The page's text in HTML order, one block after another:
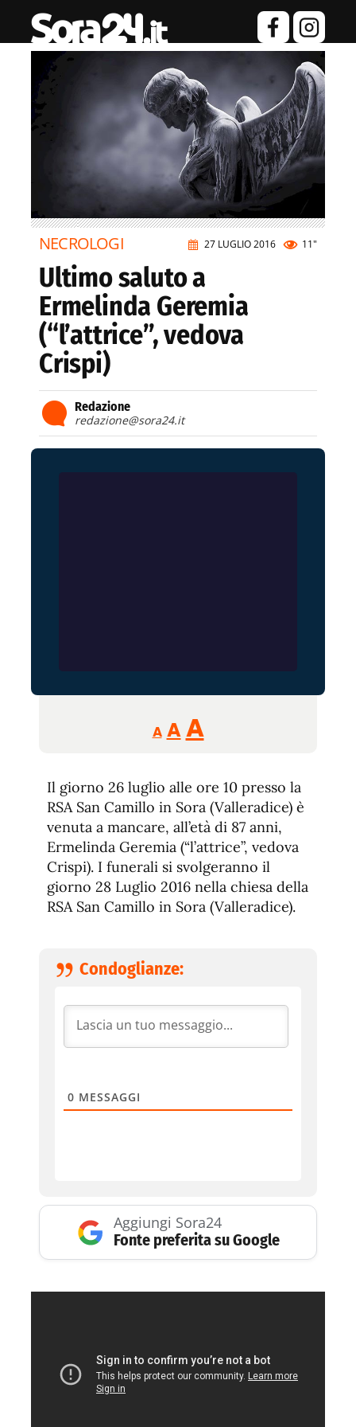
27 LUGLIO 2016 11"
NECROLOGI
Ultimo saluto a
Ermelinda Geremia
(“l’attrice”, vedova
Crispi)
Redazione
redazione@sora24.it
A
Reducir
tamaño
A Restablecer
de
fuente
AAumentar
de
fuente.
Il giorno 26 luglio alle ore 10 presso la
RSA San Camillo in Sora (Valleradice) è
venuta a mancare, all’età di 87 anni,
Ermelinda Geremia (“l’attrice”, vedova
Crispi). I funerali si svolgeranno il
giorno 28 Luglio 2016 nella chiesa della
RSA San Camillo in Sora (Valleradice).
Condoglianze:
0 MESSAGGI
Aggiungi Sora24
Fonte preferita su Google